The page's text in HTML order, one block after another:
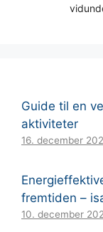
Guide til en
aktiviteter
16. december
fremtiden –
10. december